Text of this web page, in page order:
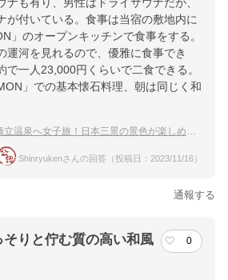
ナも有り、男性はドライサウナだが、
が付いている。食事は当宿の敷地内に
」のオープンキッチンで食事をする。
運河を見れるので、優雅に食事でき
で一人23,000円くらいで二食できる。
」での基本懐石料理、朝は同じく和
立温泉へ女子旅！日本三景の景色が楽しめる宿
Shinryukenさんの回答（投稿日：2023/11/16）
通報する
りと佇む質の高い和風
0